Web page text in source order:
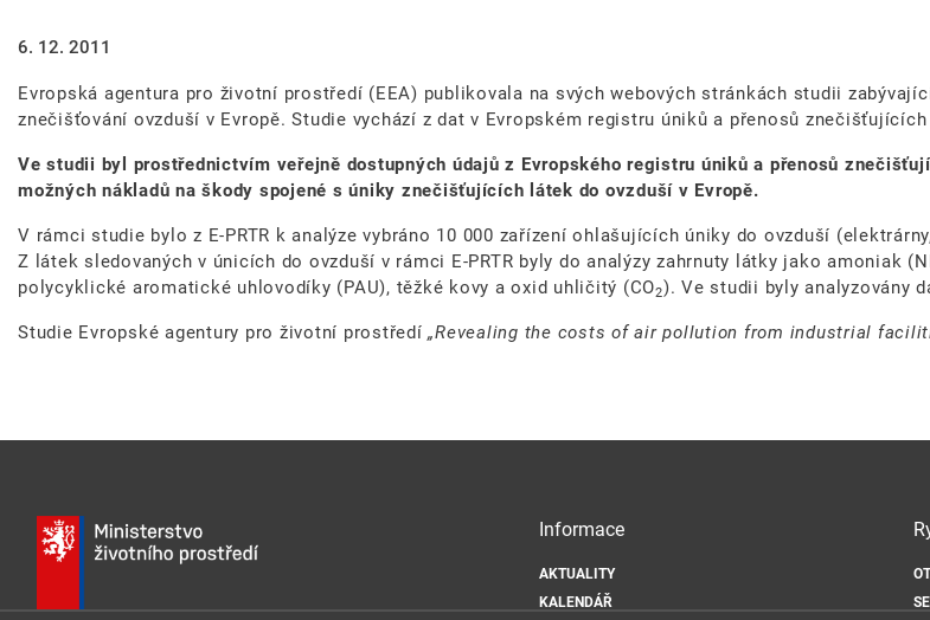
6. 12. 2011
Evropská agentura pro životní prostředí (EEA) publikovala na svých webových stránkách studii
znečišťování ovzduší v Evropě. Studie vychází z dat v Evropském registru úniků a přenosů znečišťujících
Ve studii byl prostřednictvím veřejně dostupných údajů z Evropského registru úniků a přenosů
možných nákladů na škody spojené s úniky znečišťujících látek do ovzduší v Evropě.
V rámci studie bylo z E-PRTR k analýze vybráno 10 000 zařízení ohlašujících úniky do ovzduší
Z látek sledovaných v únicích do ovzduší v rámci E-PRTR byly do analýzy zahrnuty látky jako amoniak
polycyklické aromatické uhlovodíky (PAU), těžké kovy a oxid uhličitý (CO2). Ve studii byly analyzovány
Studie Evropské agentury pro životní prostředí„Revealing the costs of air pollution from industrial
Informace
AKTUALITY
KALENDÁŘ